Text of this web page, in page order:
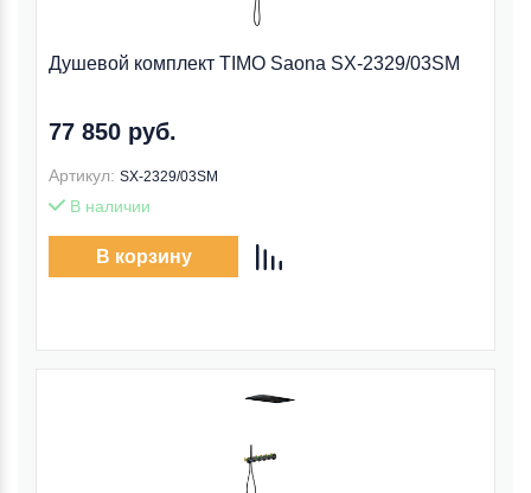
Душевой комплект TIMO Saona SX-2329/03SM
77 850 руб.
Артикул: SX-2329/03SM
В наличии
В корзину